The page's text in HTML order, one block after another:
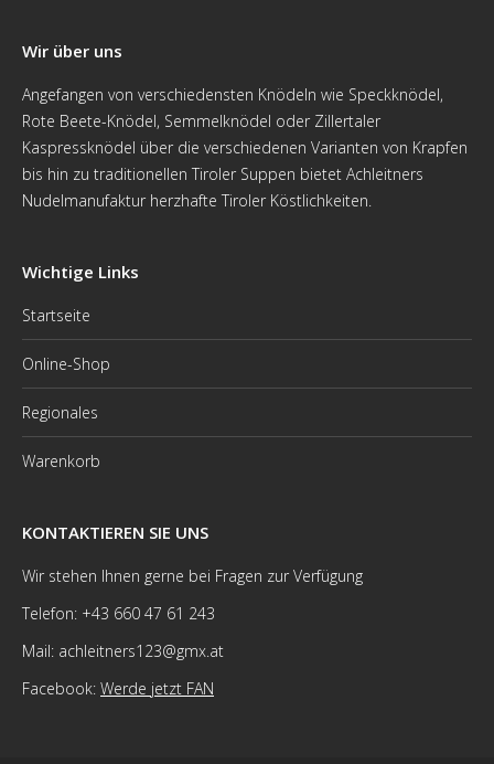
Wir über uns
Angefangen von verschiedensten Knödeln wie Speckknödel,
Rote Beete-Knödel, Semmelknödel oder Zillertaler
Kaspressknödel über die verschiedenen Varianten von Krapfen
bis hin zu traditionellen Tiroler Suppen bietet Achleitners
Nudelmanufaktur herzhafte Tiroler Köstlichkeiten.
Wichtige Links
Startseite
Online-Shop
Regionales
Warenkorb
KONTAKTIEREN SIE UNS
Wir stehen Ihnen gerne bei Fragen zur Verfügung
Telefon: +43 660 47 61 243
Mail: achleitners123@gmx.at
Facebook: Werde jetzt FAN